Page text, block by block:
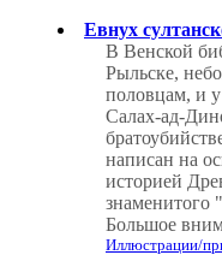
Евнух
В Венской
Рыльске,
половцам, и у
Салах-ад-
написан на
историей
знаменитого
Большое
Иллюстрации/